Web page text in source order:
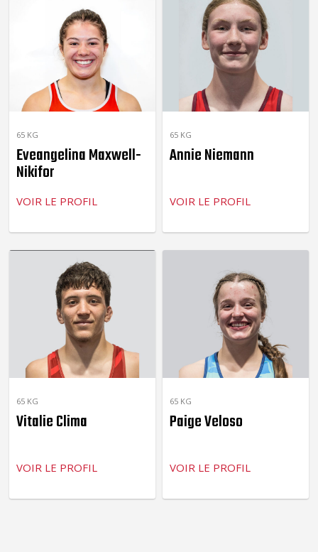
65 KG
Eveangelina Maxwell-
Nikifor
VOIR LE PROFIL
65 KG
Annie Niemann
VOIR LE PROFIL
65 KG
Vitalie Clima
VOIR LE PROFIL
65 KG
Paige Veloso
VOIR LE PROFIL